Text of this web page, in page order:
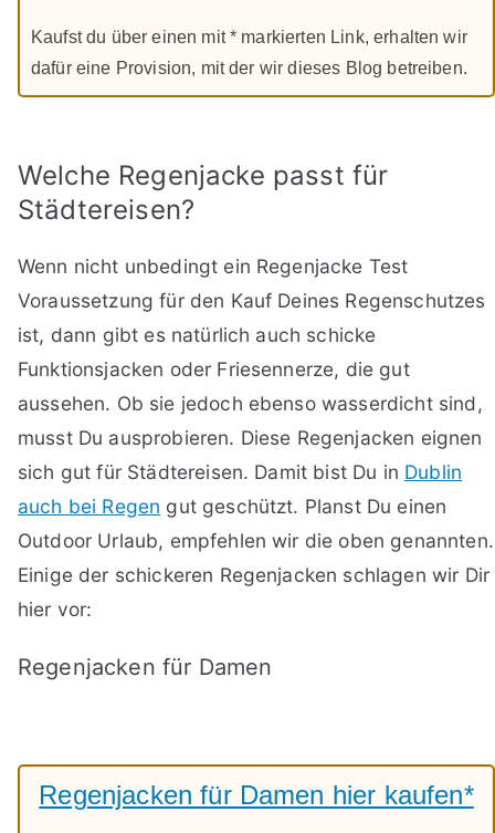
Kaufst du über einen mit * markierten Link, erhalten wir
dafür eine Provision, mit der wir dieses Blog betreiben.
Welche Regenjacke passt für
Städtereisen?
Wenn nicht unbedingt ein Regenjacke Test
Voraussetzung für den Kauf Deines Regenschutzes
ist, dann gibt es natürlich auch schicke
Funktionsjacken oder Friesennerze, die gut
aussehen. Ob sie jedoch ebenso wasserdicht sind,
musst Du ausprobieren. Diese Regenjacken eignen
sich gut für Städtereisen. Damit bist Du in Dublin
auch bei Regen gut geschützt. Planst Du einen
Outdoor Urlaub, empfehlen wir die oben genannten.
Einige der schickeren Regenjacken schlagen wir Dir
hier vor:
Regenjacken für Damen
Regenjacken für Damen hier kaufen*